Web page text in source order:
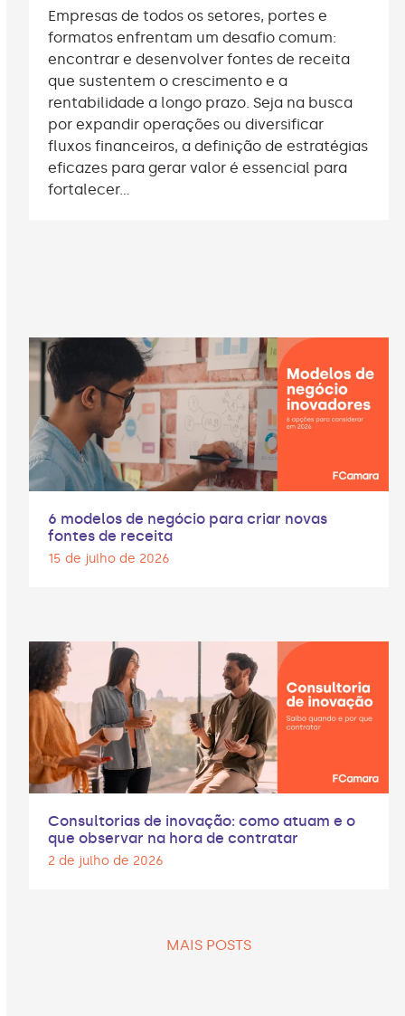
Empresas de todos os setores, portes e
formatos enfrentam um desafio comum:
encontrar e desenvolver fontes de receita
que sustentem o crescimento e a
rentabilidade a longo prazo. Seja na busca
por expandir operações ou diversificar
fluxos financeiros, a definição de estratégias
eficazes para gerar valor é essencial para
fortalecer…
6 modelos de negócio para criar novas
fontes de receita
15 de julho de 2026
Consultorias de inovação: como atuam e o
que observar na hora de contratar
2 de julho de 2026
MAIS POSTS